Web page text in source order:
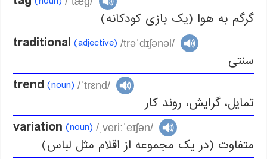
گرگم به هوا (یک بازی کودکانه)
traditional (adjective) /trəˈdɪʃənəl/
سنتی
trend (noun) /ˈtrɛnd/
تمایل، گرایش، روند کار
variation (noun) /ˌveriːˈeɪʃən/
متفاوت (در یک مجموعه از اقلام مثل لباس)